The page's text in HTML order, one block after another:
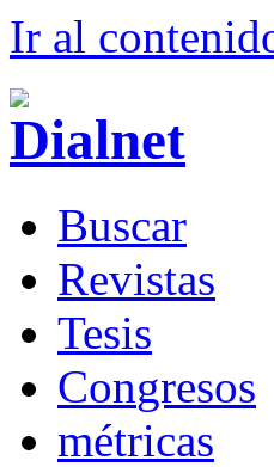
Ir al contenid
Buscar
Revistas
Tesis
Congresos
métricas